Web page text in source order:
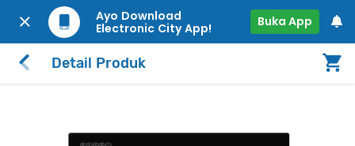
Ayo Download
Electronic City App!
Buka App
Detail Produk